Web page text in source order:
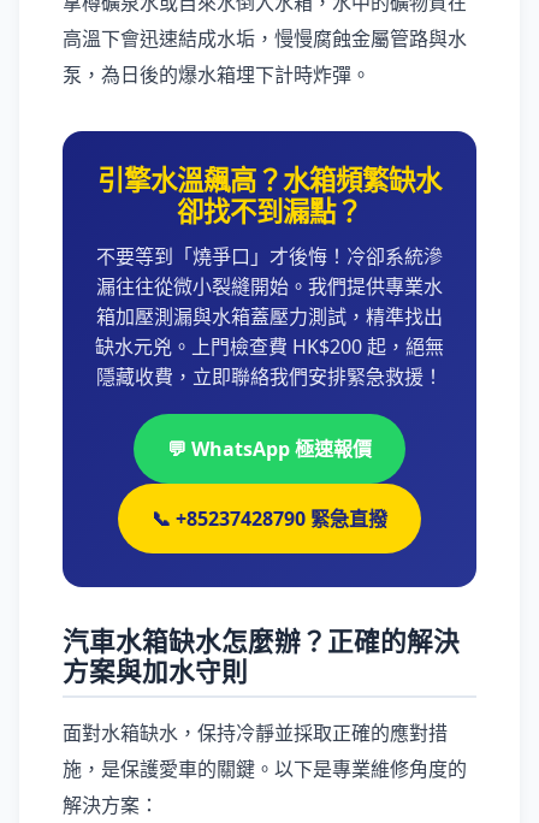
高溫下會迅速結成水垢，慢慢腐蝕金屬管路與水
泵，為日後的爆水箱埋下計時炸彈。
引擎水溫飆高？水箱頻繁缺水
卻找不到漏點？
不要等到「燒爭口」才後悔！冷卻系統滲
漏往往從微小裂縫開始。我們提供專業水
箱加壓測漏與水箱蓋壓力測試，精準找出
缺水元兇。上門檢查費 HK$200 起，絕無
隱藏收費，立即聯絡我們安排緊急救援！
💬 WhatsApp 極速報價
📞 +85237428790 緊急直撥
汽車水箱缺水怎麼辦？正確的解決
方案與加水守則
面對水箱缺水，保持冷靜並採取正確的應對措
施，是保護愛車的關鍵。以下是專業維修角度的
解決方案：